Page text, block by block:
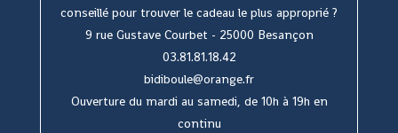
conseillé pour trouver le cadeau le plus approprié ?
9 rue Gustave Courbet - 25000 Besançon
03.81.81.18.42
bidiboule@orange.fr
Ouverture du mardi au samedi, de 10h à 19h en
continu